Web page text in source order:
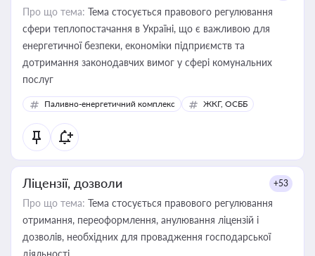
Про що тема: Тема стосується правового регулювання
сфери теплопостачання в Україні, що є важливою для
енергетичної безпеки, економіки підприємств та
дотримання законодавчих вимог у сфері комунальних
послуг
Паливно-енергетичний комплекс ЖКГ, ОСББ
Ліцензії, дозволи +53
Про що тема: Тема стосується правового регулювання
отримання, переоформлення, анулювання ліцензій і
дозволів, необхідних для провадження господарської
діяльності